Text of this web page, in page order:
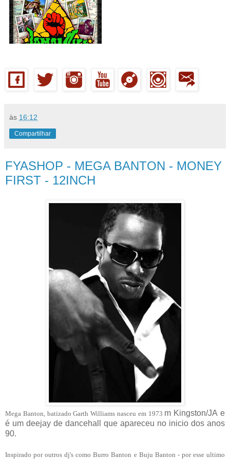
às 16:12
Compartilhar
FYASHOP - MEGA BANTON - MONEY
FIRST - 12INCH
Mega Banton, batizado Garth Williams nasceu em 1973 m Kingston/JA e
é um deejay de dancehall que apareceu no inicio dos anos
90.
Inspirado por outros dj's como Burro Banton e Buju Banton - por esse ultimo